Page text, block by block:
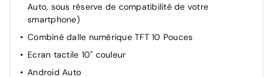
Siège conducteur avec réglage manuel en hauteur
Siège passager à réglage mécanique
Lève-vitres AV / AR électriques
Projecteurs réglables manuellement
Auto, sous réserve de compatibilité de votre
smartphone)
Combiné dalle numérique TFT 10 Pouces
Ecran tactile 10" couleur
Android Auto